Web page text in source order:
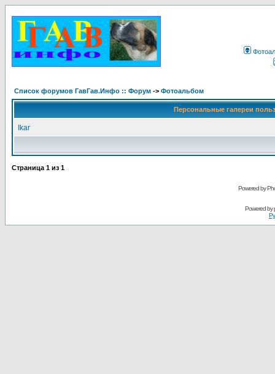
Список форумов ГавГав.Инфо :: Форум -> Фотоальбом
Персональные галереи
Ikar
Страница 1 из 1
Powered by
Powered by